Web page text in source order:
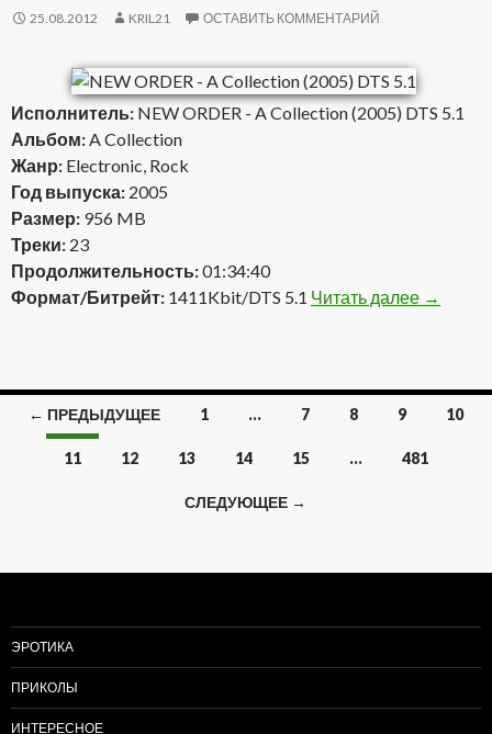
25.08.2012 KRIL21 ОСТАВИТЬ КОММЕНТАРИЙ
Исполнитель: NEW ORDER - A Collection (2005) DTS 5.1
Альбом:A Collection
Жанр: Electronic, Rock
Год выпуска: 2005
Размер: 956 MB
Треки: 23
Продолжительность:01:34:40
Формат/Битрейт: 1411Kbit/DTS 5.1 Читать далее NEW
→
Навигация
← ПРЕДЫДУЩЕЕ 1 … 7 8 9 10
11 12 13 14 15 … 481
СЛЕДУЮЩЕЕ →
ЭРОТИКА
ПРИКОЛЫ
ИНТЕРЕСНОЕ